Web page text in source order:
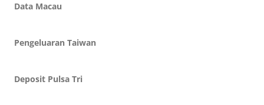
Data Macau
Pengeluaran Taiwan
Deposit Pulsa Tri